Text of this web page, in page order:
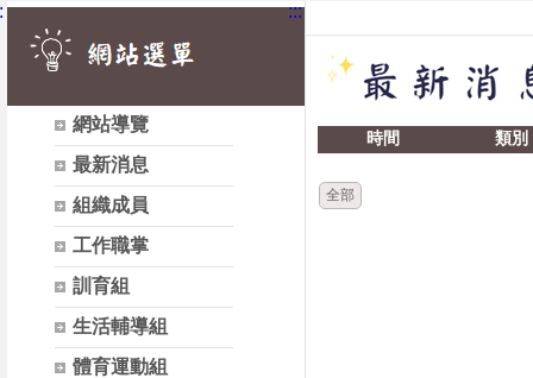
網站導覽
最新消息
組織成員
工作職掌
訓育組
生活輔導組
體育運動組
:::
時間 類別
全部